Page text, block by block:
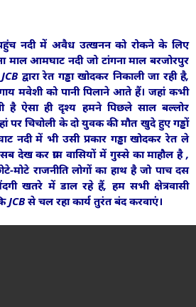
पहुंच नदी में अवैध उत्खनन को रोकने के लिए
माल आमघाट नदी जो टांगना माल बरजोरपुर
द्वारा रेत गड्ढा खोदकर निकाली जा रही है,
मवेशी को पानी पिलाने आते हैं। जहां कभी
है ऐसा ही दृश्य हमने पिछले साल बल्लोर
पर चिचोली के दो युवक की मौत खुदे हुए गड्ढों
नदी में भी उसी प्रकार गड्ढा खोदकर रेत ले
देख कर ग्राम वासियों में गुस्से का माहौल है ,
मोटे राजनीति लोगों का हाथ है जो पाच दस
खतरे में डाल रहे हैं, हम सभी क्षेत्रवासी
से चल रहा कार्य तुरंत बंद करवाएं।